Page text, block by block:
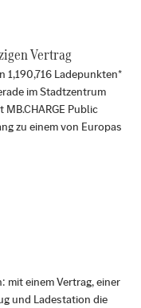
Vertrag
1,190,716 Ladepunkten*
im Stadtzentrum
Public
zu einem von Europas
mit einem Vertrag, einer
und Ladestation die